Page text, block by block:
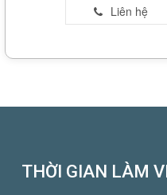
THỜI GIAN LÀM